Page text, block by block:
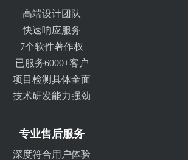
高端设计团队
快速响应服务
7个软件著作权
已服务6000+客户
项目检测具体全面
技术研发能力强劲
专业售后服务
深度符合用户体验